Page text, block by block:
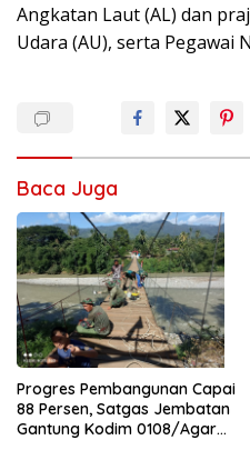
Angkatan Laut (AL) dan
Udara (AU), serta Pegawai
Baca Juga
Progres Pembangunan Capai
88 Persen, Satgas Jembatan
Gantung Kodim 0108/Agara